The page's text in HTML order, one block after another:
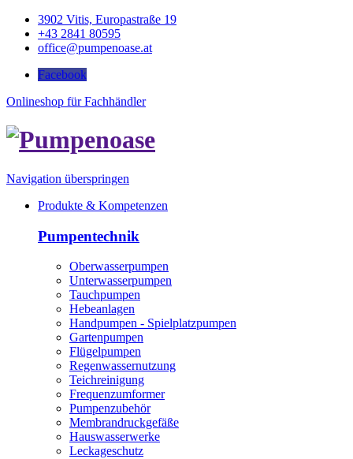
3902 Vitis, Europastraße 19
+43 2841 80595
office@pumpenoase.at
Facebook
Onlineshop für Fachhändler
Navigation überspringen
Produkte & Kompetenzen
Pumpentechnik
Oberwasserpumpen
Unterwasserpumpen
Tauchpumpen
Hebeanlagen
Handpumpen - Spielplatzpumpen
Gartenpumpen
Flügelpumpen
Regenwassernutzung
Teichreinigung
Frequenzumformer
Pumpenzubehör
Membrandruckgefäße
Hauswasserwerke
Leckageschutz